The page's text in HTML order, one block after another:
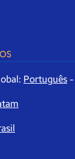
Português -